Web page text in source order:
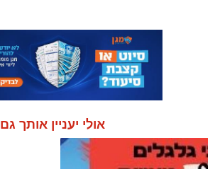
אולי יעניין אותך גם